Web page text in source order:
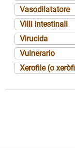
Vasodilatatore
Villi intestinali
Virucida
Vulnerario
Xerofile (o